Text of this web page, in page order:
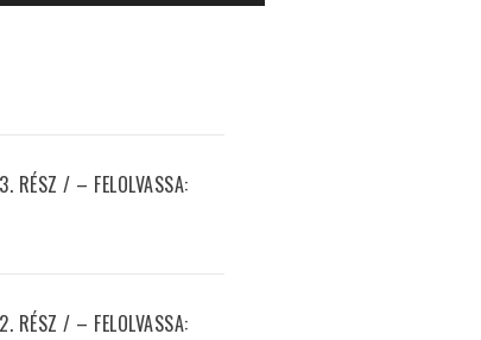
RÉSZ / – FELOLVASSA:
RÉSZ / – FELOLVASSA: